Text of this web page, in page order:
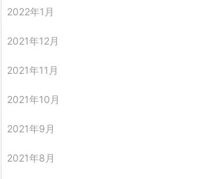
2022年1月
2021年12月
2021年11月
2021年10月
2021年9月
2021年8月